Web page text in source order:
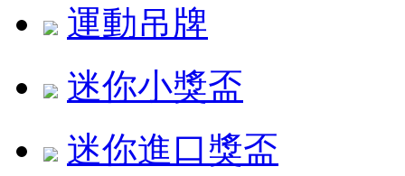
運動吊牌
迷你小獎盃
迷你進口獎盃